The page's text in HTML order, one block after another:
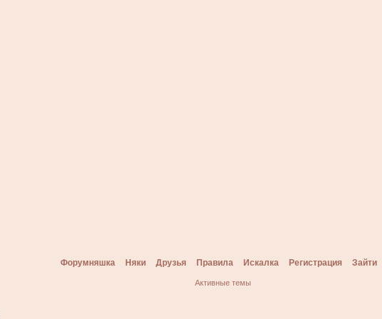
Форумняшка Няки Друзья Правила Искалка Регистрация Зайти
Активные темы